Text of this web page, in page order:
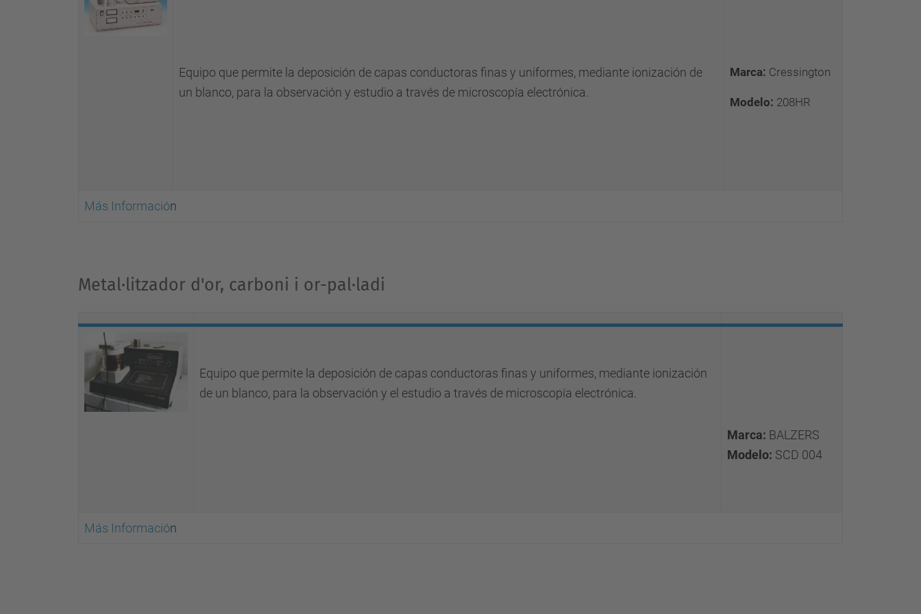
Más Información
Equipo que permite la deposición de capas conductoras finas y uniformes, mediante ionización de
un blanco, para la observación y estudio a través de microscopía electrónica.
Marca: Cressington
Modelo: 208HR
Metal·litzador d'or, carboni i or-pal·ladi
Más Información
Equipo que permite la deposición de capas conductoras finas y uniformes, mediante ionización
de un blanco, para la observación y el estudio a través de microscopía electrónica.
Marca: BALZERS
Modelo: SCD 004